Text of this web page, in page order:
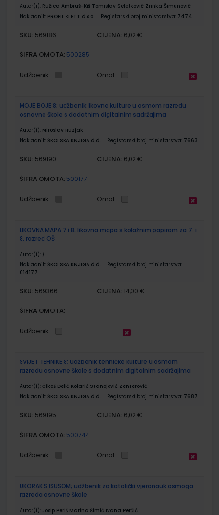
Autor(i): Ružica Ambruš-Kiš Tomislav Seletković Zrinka Šimunović
Nakladnik: PROFIL KLETT d.o.o. Registarski broj ministarstva: 7474
SKU: 569186 CIJENA: 6,02 €
ŠIFRA OMOTA: 500285
Udžbenik Omot
MOJE BOJE 8; udžbenik likovne kulture u osmom razredu
osnovne škole s dodatnim digitalnim sadržajima
Autor(i): Miroslav Huzjak
Nakladnik: ŠKOLSKA KNJIGA d.d. Registarski broj ministarstva: 7663
SKU: 569190 CIJENA: 6,02 €
ŠIFRA OMOTA: 500177
Udžbenik Omot
LIKOVNA MAPA 7 i 8; likovna mapa s kolažnim papirom za 7. i
8. razred OŠ
Autor(i): /
Nakladnik: ŠKOLSKA KNJIGA d.d.
Registarski broj ministarstva:
014177
SKU: 569366 CIJENA: 14,00 €
ŠIFRA OMOTA:
Udžbenik
SVIJET TEHNIKE 8; udžbenik tehničke kulture u osmom
razredu osnovne škole s dodatnim digitalnim sadržajima
Autor(i): Čikeš Delić Kolarić Stanojević Zenzerović
Nakladnik: ŠKOLSKA KNJIGA d.d. Registarski broj ministarstva: 7687
SKU: 569195 CIJENA: 6,02 €
ŠIFRA OMOTA: 500744
Udžbenik Omot
UKORAK S ISUSOM; udžbenik za katolički vjeronauk osmoga
razreda osnovne škole
Autor(i): Josip Periš Marina Šimić Ivana Perčić